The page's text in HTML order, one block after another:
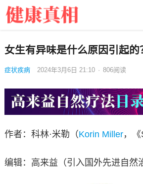
女生有异味是什么原因引起的
症状疾病 2024年3月6日 21:10 · 806阅读
作者：科林·米勒（Korin Miller，《
编辑：高来益（引入国外先进自然